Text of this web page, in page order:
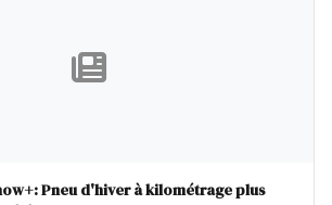
Pneu d'hiver à kilométrage plus